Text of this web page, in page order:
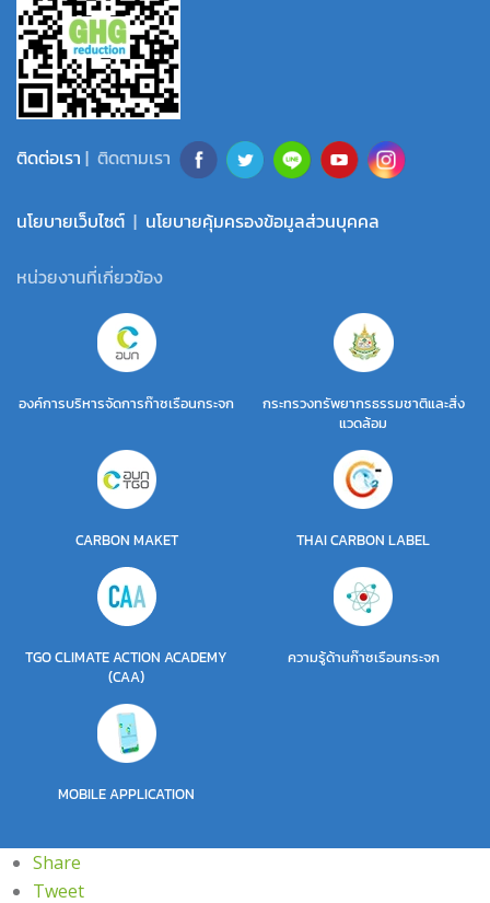
ติดต่อเรา | ติดตามเรา
นโยบายเว็บไซต์ | นโยบายคุ้มครองข้อมูลส่วนบุคคล
หน่วยงานที่เกี่ยวข้อง
องค์การบริหารจัดการก๊าซเรือนกระจก
กระทรวงทรัพยากรธรรมชาติและสิ่ง
แวดล้อม
CARBON MAKET THAI CARBON LABEL
TGO CLIMATE ACTION ACADEMY
(CAA)
ความรู้ด้านก๊าซเรือนกระจก
MOBILE APPLICATION
Share
Tweet